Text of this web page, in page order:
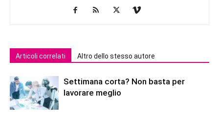
Articoli correlati Altro dello stesso autore
Settimana corta? Non basta per
lavorare meglio